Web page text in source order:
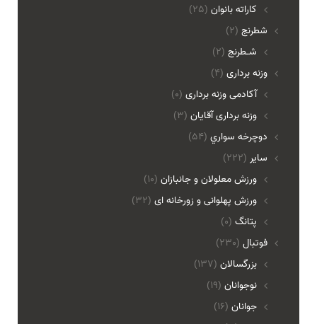
کاراته بانوان (25)
(2) شطرنج
شـطرنج (2)
(4) وزنه برداری
آکادمی وزنه برداری (0)
وزنه برداری آقایان (3)
(54) دوچرخه سواري
(222) ساير
ورزش معلولان و جانبازان (10)
ورزش پهلوانی و زورخانه ای (32)
پتانگ (0)
(230) فوتبال
بزرگسالان (137)
نوجوانان (19)
جوانان (16)